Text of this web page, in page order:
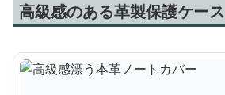
高級感のある革製保護ケース